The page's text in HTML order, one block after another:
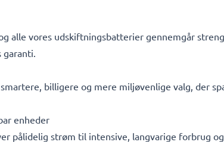
alle vores udskiftningsbatterier gennemgår
billigere og mere miljøvenlige valg, der
enheder
pålidelig strøm til intensive, langvarige forbrug